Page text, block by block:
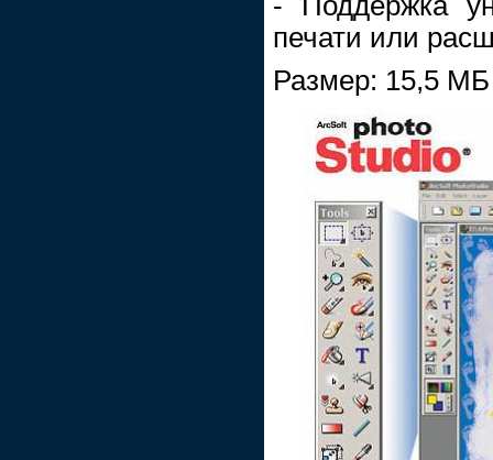
печати или
Размер: 15,5 МБ